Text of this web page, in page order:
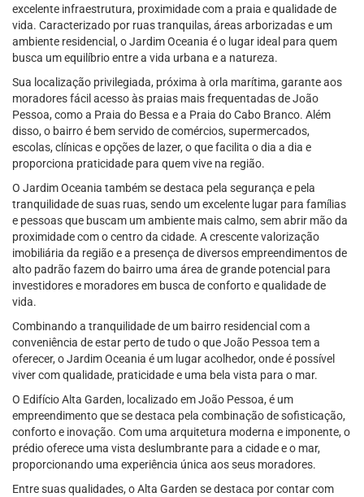
excelente infraestrutura, proximidade com a praia e qualidade de
vida. Caracterizado por ruas tranquilas, áreas arborizadas e um
ambiente residencial, o Jardim Oceania é o lugar ideal para quem
busca um equilíbrio entre a vida urbana e a natureza.
Sua localização privilegiada, próxima à orla marítima, garante aos
moradores fácil acesso às praias mais frequentadas de João
Pessoa, como a Praia do Bessa e a Praia do Cabo Branco. Além
disso, o bairro é bem servido de comércios, supermercados,
escolas, clínicas e opções de lazer, o que facilita o dia a dia e
proporciona praticidade para quem vive na região.
O Jardim Oceania também se destaca pela segurança e pela
tranquilidade de suas ruas, sendo um excelente lugar para famílias
e pessoas que buscam um ambiente mais calmo, sem abrir mão da
proximidade com o centro da cidade. A crescente valorização
imobiliária da região e a presença de diversos empreendimentos de
alto padrão fazem do bairro uma área de grande potencial para
investidores e moradores em busca de conforto e qualidade de
vida.
Combinando a tranquilidade de um bairro residencial com a
conveniência de estar perto de tudo o que João Pessoa tem a
oferecer, o Jardim Oceania é um lugar acolhedor, onde é possível
viver com qualidade, praticidade e uma bela vista para o mar.
O Edifício Alta Garden, localizado em João Pessoa, é um
empreendimento que se destaca pela combinação de sofisticação,
conforto e inovação. Com uma arquitetura moderna e imponente, o
prédio oferece uma vista deslumbrante para a cidade e o mar,
proporcionando uma experiência única aos seus moradores.
Entre suas qualidades, o Alta Garden se destaca por contar com